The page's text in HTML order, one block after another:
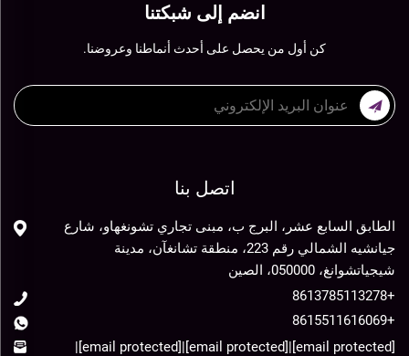
انضم إلى شبكتنا
كن أول من يحصل على أحدث أنماطنا وعروضنا.
اتصل بنا
الطابق السابع عشر، البرج ب، مبنى تجاري تشونغهاو، شارع
جيانشيه الشمالي رقم 223، منطقة تشانغآن، مدينة
شيجياتشوانغ، 050000، الصين
+8613785113278
+8615511616069
[email protected]
|
[email protected]
|
[email protected]
|